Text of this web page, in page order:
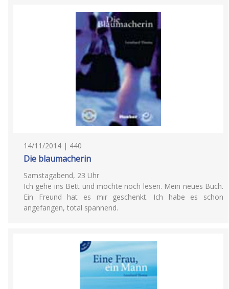
14/11/2014 | 440
Die blaumacherin
Samstagabend, 23 Uhr
Ich gehe ins Bett und möchte noch lesen. Mein neues Buch.
Ein Freund hat es mir geschenkt. Ich habe es schon
angefangen, total spannend.